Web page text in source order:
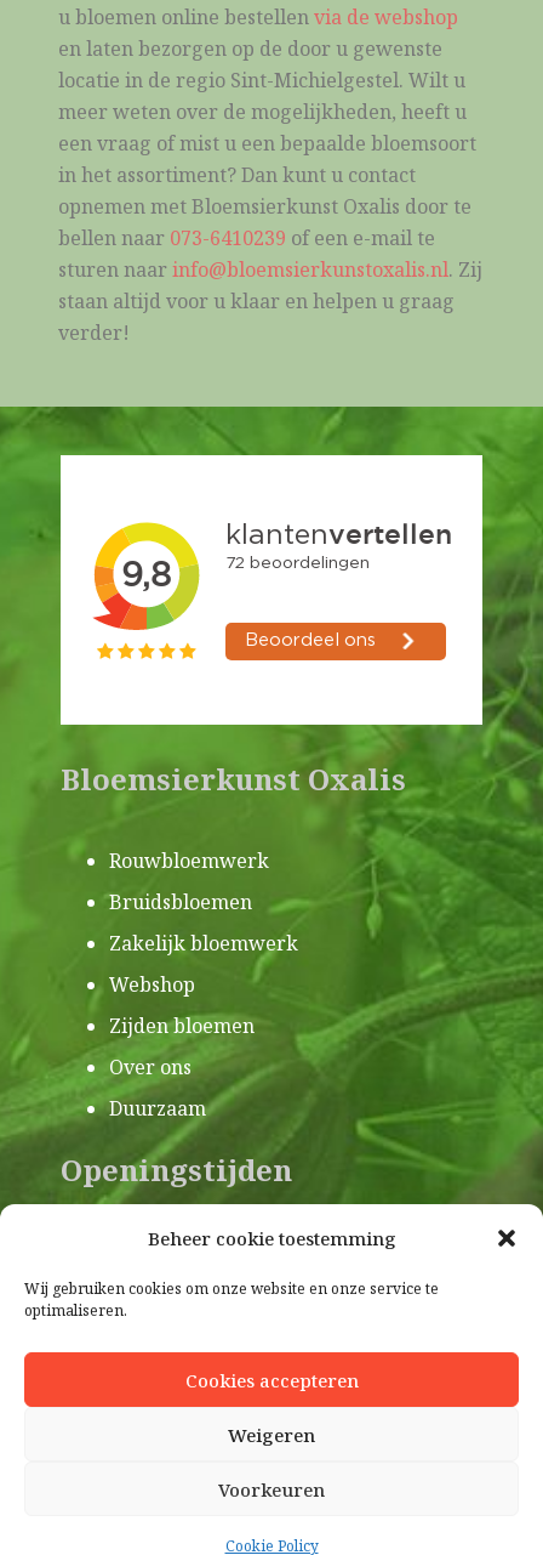
Beheer cookie toestemming
Wij gebruiken cookies om onze website en onze service te
optimaliseren.
Cookies accepteren
Weigeren
Voorkeuren
Cookie Policy
u bloemen online bestellenvia de webshop
en laten bezorgen op de door u gewenste
locatie in de regio Sint-Michielgestel. Wilt u
meer weten over de mogelijkheden, heeft u
een vraag of mist u een bepaalde bloemsoort
in het assortiment? Dan kunt u contact
opnemen met Bloemsierkunst Oxalis door te
bellen naar 073-6410239 of een e-mail te
sturen naarinfo@bloemsierkunstoxalis.nl. Zij
staan altijd voor u klaar en helpen u graag
verder!
Bloemsierkunst Oxalis
Rouwbloemwerk
Bruidsbloemen
Zakelijk bloemwerk
Webshop
Zijden bloemen
Over ons
Duurzaam
Openingstijden
08.30 – 18.00 uur
Di:
08.30 – 18.00 uur
Wo:
08.30 – 18.00 uur
Za:
08.30 – 17.00 uur